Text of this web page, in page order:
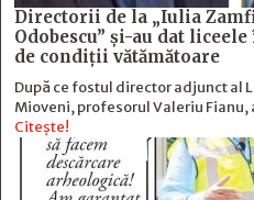
Directorii de la „Iulia
Odobescu” și-au dat
de condiții vătămătoare
După ce fostul director adjunct al
Mioveni, profesorul Valeriu
Citește!